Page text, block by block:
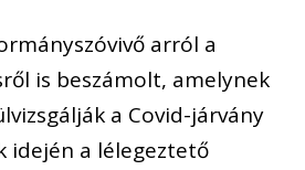
arról a
is beszámolt, amelynek
a Covid-járvány
idején a lélegeztető